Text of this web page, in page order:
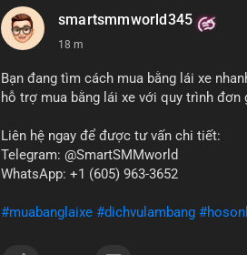
thể xuất hiện, gây biến động giá. Ngược
niềm tin nắm giữ của nhà đầu tư lớn vẫn
định điểm đến của dòng tiền. Tránh
và quản lý rủi ro chặt chẽ trong bối cảnh
#87917btc #572kusd #vilanh
smartsmmworld345
18 m
Bạn đang tìm cách mua bằng lái xe
hỗ trợ mua bằng lái xe với quy trình
Liên hệ ngay để được tư vấn chi tiết:
Telegram: @SmartSMMworld
WhatsApp: +1 (605) 963-3652
#muabanglaixe #dichvulambang